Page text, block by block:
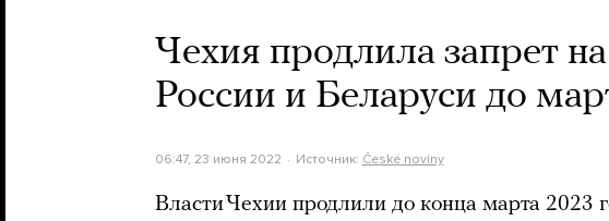
Чехия продлила запрет
России и Беларуси до
06:47, 23 июня 2022 Источник: České noviny
Власти Чехии продлили до конца марта 2023